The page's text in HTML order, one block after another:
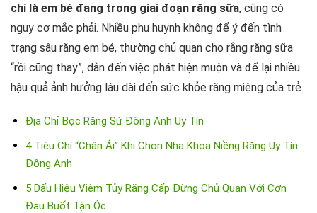
chí là em bé đang trong giai đoạn răng sữa, cũng có
nguy cơ mắc phải. Nhiều phụ huynh không để ý đến tình
trạng sâu răng em bé, thường chủ quan cho rằng răng sữa
“rồi cũng thay”, dẫn đến việc phát hiện muộn và để lại nhiều
hậu quả ảnh hưởng lâu dài đến sức khỏe răng miệng của trẻ.
Địa Chỉ Bọc Răng Sứ Đông Anh Uy Tín
4 Tiêu Chí “Chân Ái” Khi Chọn Nha Khoa Niềng Răng Uy Tín
Đông Anh
5 Dấu Hiệu Viêm Tủy Răng Cấp Đừng Chủ Quan Với Cơn
Đau Buốt Tận Óc